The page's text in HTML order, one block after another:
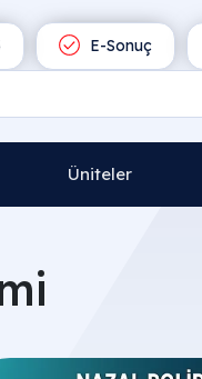
E-Sonuç
Üniteler